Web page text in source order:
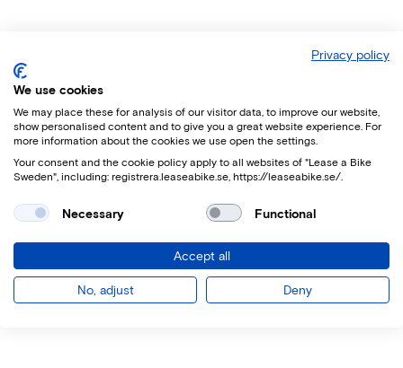
Privacy policy
We use cookies
We may place these for analysis of our visitor data, to improve our website,
show personalised content and to give you a great website experience. For
more information about the cookies we use open the settings.
Your consent and the cookie policy apply to all websites of "Lease a Bike
Sweden", including: registrera.leaseabike.se, https://leaseabike.se/.
Necessary Functional
Accept all
No, adjust Deny